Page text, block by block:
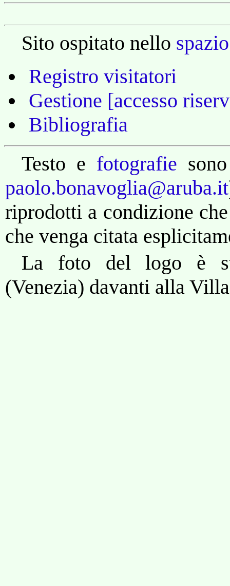
Sito ospitato nello
Registro visitatori
Gestione [accesso
Bibliografia
Testo e fotografie
paolo.bonavoglia@aruba.it
riprodotti a condizione
che venga citata
La foto del logo è
(Venezia) davanti alla